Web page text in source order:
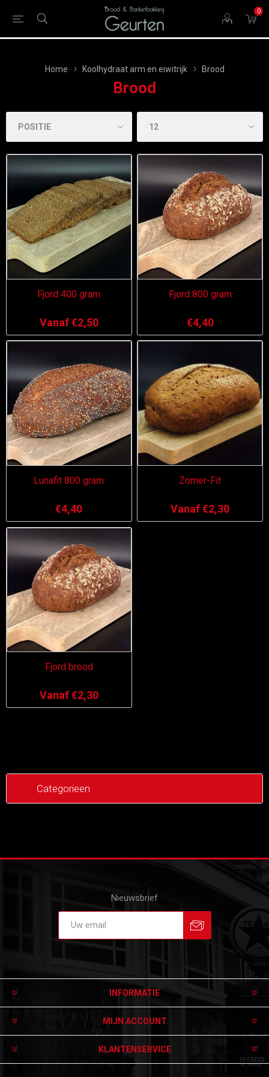
0
Home Koolhydraat arm en eiwitrijk Brood
Brood
Fjord 400 gram
Vanaf €2,50
Fjord 800 gram
€4,40
Lunafit 800 gram
€4,40
Zomer-Fit
Vanaf €2,30
Fjord brood
Vanaf €2,30
Categorieen
Nieuwsbrief
INFORMATIE
MIJN ACCOUNT
KLANTENSERVICE